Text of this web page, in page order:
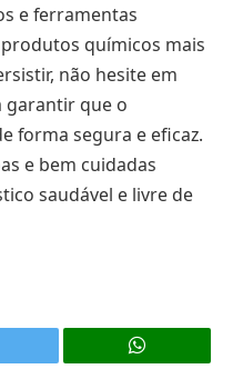
e ferramentas
químicos mais
não hesite em
garantir que o
forma segura e eficaz.
e bem cuidadas
saudável e livre de